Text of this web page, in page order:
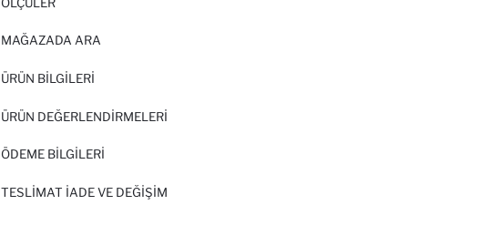
MAĞAZADA ARA
ÜRÜN BILGILERI
ÜRÜN DEĞERLENDİRMELERİ
ÖDEME BİLGİLERİ
TESLIMAT İADE VE DEĞIŞIM